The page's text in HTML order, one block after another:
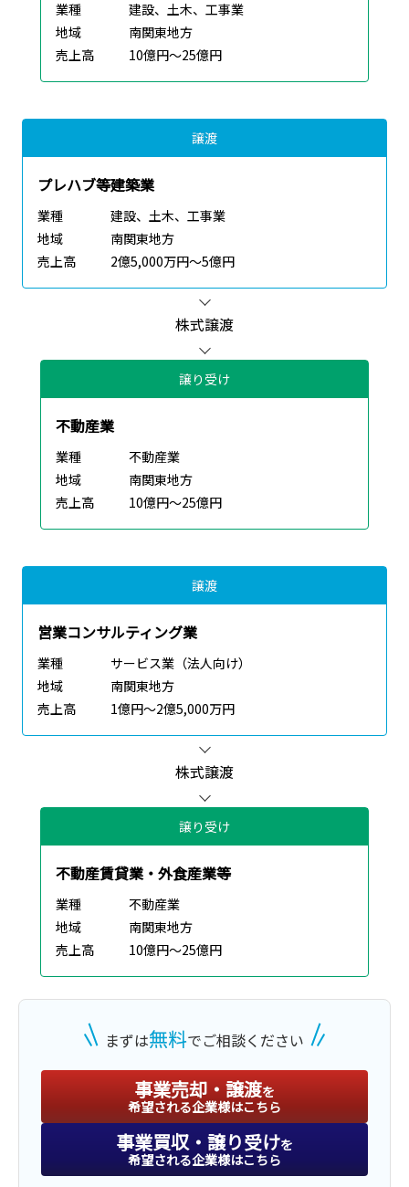
業種
建設、土木、工事業
地域
南関東地方
売上高
10億円～25億円
譲渡
プレハブ等建築業
業種
建設、土木、工事業
地域
南関東地方
売上高
2億5,000万円～5億円
株式譲渡
譲り受け
不動産業
業種
不動産業
地域
南関東地方
売上高
10億円～25億円
譲渡
営業コンサルティング業
業種
サービス業（法人向け）
地域
南関東地方
売上高
1億円～2億5,000万円
株式譲渡
譲り受け
不動産賃貸業・外食産業等
業種
不動産業
地域
南関東地方
売上高
10億円～25億円
まずは無料でご相談ください
事業売却・譲渡を
希望される企業様はこちら
事業買収・譲り受けを
希望される企業様はこちら